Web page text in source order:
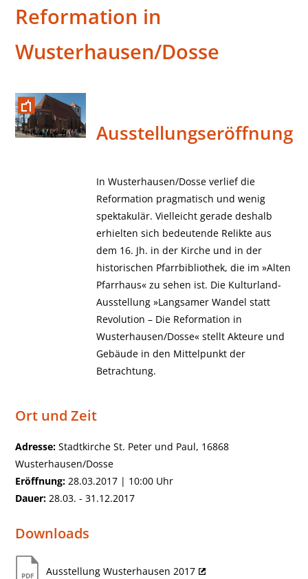
Reformation in
Wusterhausen/Dosse
Ausstellungseröffnung
In Wusterhausen/Dosse verlief die
Reformation pragmatisch und wenig
spektakulär. Vielleicht gerade deshalb
erhielten sich bedeutende Relikte aus
dem 16. Jh. in der Kirche und in der
historischen Pfarrbibliothek, die im »Alten
Pfarrhaus« zu sehen ist. Die Kulturland-
Ausstellung »Langsamer Wandel statt
Revolution – Die Reformation in
Wusterhausen/Dosse« stellt Akteure und
Gebäude in den Mittelpunkt der
Betrachtung.
Ort und Zeit
Adresse: Stadtkirche St. Peter und Paul, 16868
Wusterhausen/Dosse
Eröffnung: 28.03.2017 | 10:00 Uhr
Dauer: 28.03. - 31.12.2017
Downloads
Ausstellung Wusterhausen 2017